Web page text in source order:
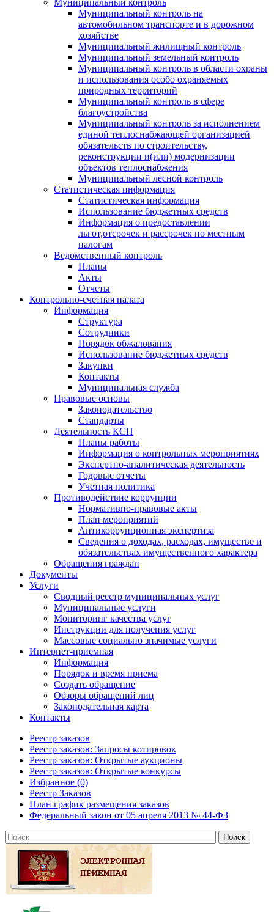
Муниципальный контроль
Муниципальный контроль на
автомобильном транспорте и в дорожном
хозяйстве
Муниципальный жилищный контроль
Муниципальный земельный контроль
Муниципальный контроль в области охраны
и использования особо охраняемых
природных территорий
Муниципальный контроль в сфере
благоустройства
Муниципальный контроль за исполнением
единой теплоснабжающей организацией
обязательств по строительству,
реконструкции и(или) модернизации
объектов теплоснабжения
Муниципальный лесной контроль
Статистическая информация
Статистическая информация
Использование бюджетных средств
Информация о предоставлении
льгот,отсрочек и рассрочек по местным
налогам
Ведомственный контроль
Планы
Акты
Отчеты
Контрольно-счетная палата
Информация
Структура
Сотрудники
Порядок обжалования
Использование бюджетных средств
Закупки
Контакты
Муниципальная служба
Правовые основы
Законодательство
Стандарты
Деятельность КСП
Планы работы
Информация о контрольных мероприятиях
Экспертно-аналитическая деятельность
Годовые отчеты
Учетная политика
Противодействие коррупции
Нормативно-правовые акты
План мероприятий
Антикоррупционная экспертиза
Сведения о доходах, расходах, имуществе и
обязательствах имущественного характера
Обращения граждан
Документы
Услуги
Сводный реестр муниципальных услуг
Муниципальные услуги
Мониторинг качества услуг
Инструкции для получения услуг
Массовые социально значимые услуги
Интернет-приемная
Информация
Порядок и время приема
Создать обращение
Обзоры обращений лиц
Законодательная карта
Контакты
Реестр заказов
Реестр заказов: Запросы котировок
Реестр заказов: Открытые аукционы
Реестр заказов: Открытые конкурсы
Избранное (0)
Реестр Заказов
План график размещения заказов
Федеральный закон от 05 апреля 2013 № 44-ФЗ